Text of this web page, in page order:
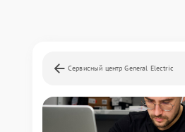
Сервисный центр General Electric